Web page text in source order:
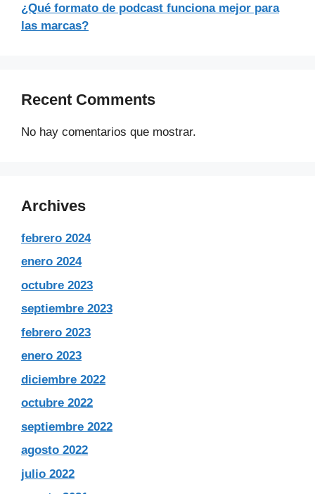
¿Qué formato de podcast funciona mejor para
las marcas?
Recent Comments
No hay comentarios que mostrar.
Archives
febrero 2024
enero 2024
octubre 2023
septiembre 2023
febrero 2023
enero 2023
diciembre 2022
octubre 2022
septiembre 2022
agosto 2022
julio 2022